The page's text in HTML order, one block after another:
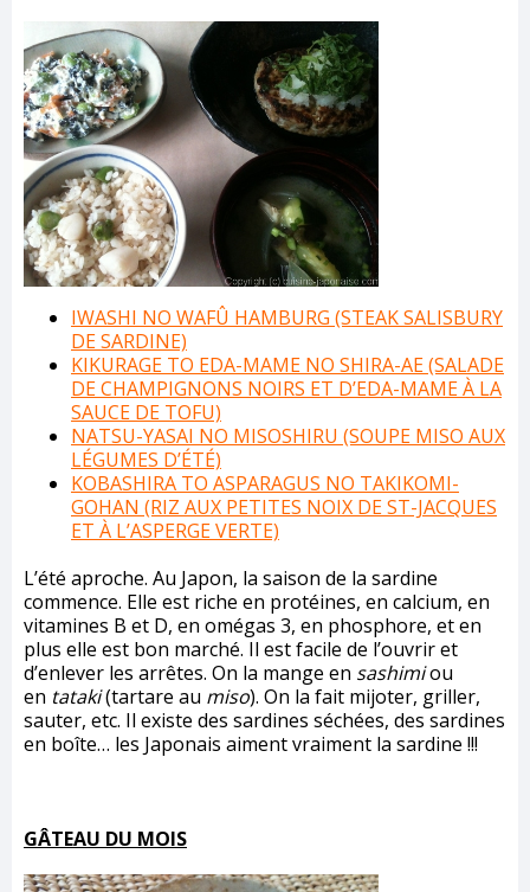
IWASHI NO WAFÛ HAMBURG (STEAK SALISBURY
DE SARDINE)
KIKURAGE TO EDA-MAME NO SHIRA-AE (SALADE
DE CHAMPIGNONS NOIRS ET D’EDA-MAME À LA
SAUCE DE TOFU)
NATSU-YASAI NO MISOSHIRU (SOUPE MISO AUX
LÉGUMES D’ÉTÉ)
KOBASHIRA TO ASPARAGUS NO TAKIKOMI-
GOHAN (RIZ AUX PETITES NOIX DE ST-JACQUES
ET À L’ASPERGE VERTE)
L’été aproche. Au Japon, la saison de la sardine
commence. Elle est riche en protéines, en calcium, en
vitamines B et D, en omégas 3, en phosphore, et en
plus elle est bon marché. Il est facile de l’ouvrir et
d’enlever les arrêtes. On la mange en sashimiou
en tataki(tartare au miso). On la fait mijoter, griller,
sauter, etc. Il existe des sardines séchées, des sardines
en boîte… les Japonais aiment vraiment la sardine !!!
GÂTEAU DU MOIS